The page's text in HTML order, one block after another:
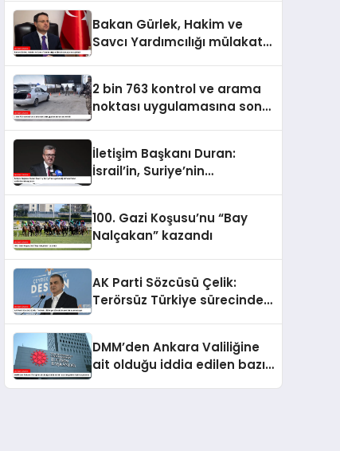
Bakan Gürlek, Hakim ve
Savcı Yardımcılığı mülakat
2 bin 763 kontrol ve arama
noktası uygulamasına son
İletişim Başkanı Duran:
İsrail’in, Suriye’nin
100. Gazi Koşusu’nu “Bay
Nalçakan” kazandı
AK Parti Sözcüsü Çelik:
Terörsüz Türkiye sürecinde
DMM’den Ankara Valiliğine
ait olduğu iddia edilen bazı